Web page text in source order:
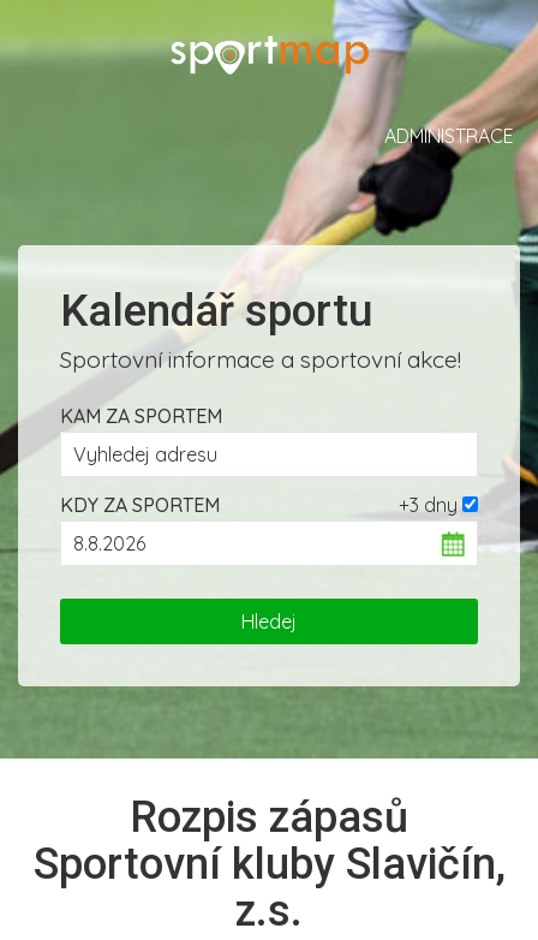
ADMINISTRACE
Kalendář sportu
Sportovní informace a sportovní akce!
KAM ZA SPORTEM
+3 dny
KDY ZA SPORTEM
Rozpis zápasů
Sportovní kluby Slavičín,
z.s.